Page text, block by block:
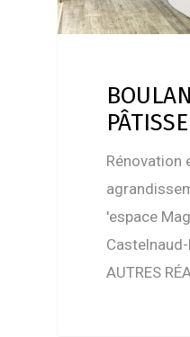
Rénovation
'espace
AUTRES